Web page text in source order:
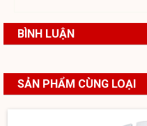
BÌNH LUẬN
SẢN PHẨM CÙNG LOẠI